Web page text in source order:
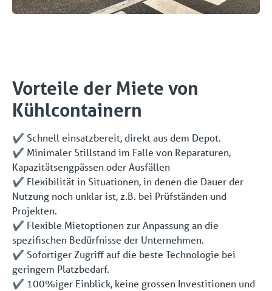
Vorteile der Miete von
Kühlcontainern
✔️ Schnell einsatzbereit, direkt aus dem Depot.
✔️ Minimaler Stillstand im Falle von Reparaturen,
Kapazitätsengpässen oder Ausfällen
✔️ Flexibilität in Situationen, in denen die Dauer der
Nutzung noch unklar ist, z.B. bei Prüfständen und
Projekten.
✔️ Flexible Mietoptionen zur Anpassung an die
spezifischen Bedürfnisse der Unternehmen.
✔️ Sofortiger Zugriff auf die beste Technologie bei
geringem Platzbedarf.
✔️ 100%iger Einblick, keine grossen Investitionen und